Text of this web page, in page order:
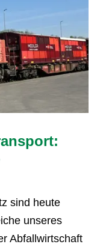
sind heute
unseres
Abfallwirtschaft